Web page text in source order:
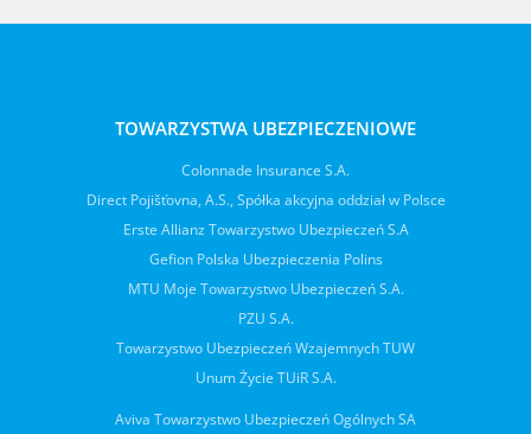
TOWARZYSTWA UBEZPIECZENIOWE
Colonnade Insurance S.A.
Direct Pojišťovna, A.S., Spółka akcyjna oddział w Polsce
Erste Allianz Towarzystwo Ubezpieczeń S.A
Gefion Polska Ubezpieczenia Polins
MTU Moje Towarzystwo Ubezpieczeń S.A.
PZU S.A.
Towarzystwo Ubezpieczeń Wzajemnych TUW
Unum Życie TUiR S.A.
Aviva Towarzystwo Ubezpieczeń Ogólnych SA